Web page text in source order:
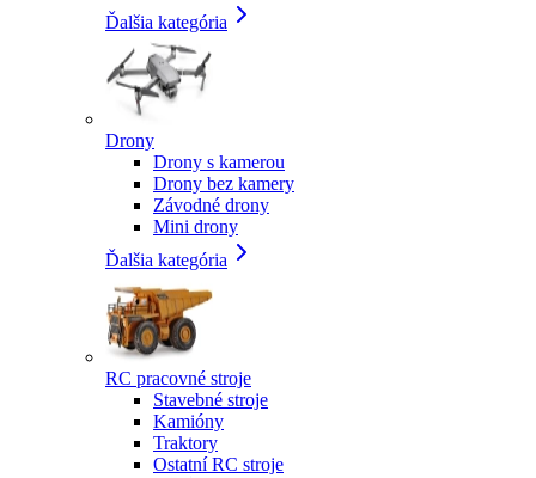
Ďalšia kategória
Drony
Drony s kamerou
Drony bez kamery
Závodné drony
Mini drony
Ďalšia kategória
RC pracovné stroje
Stavebné stroje
Kamióny
Traktory
Ostatní RC stroje